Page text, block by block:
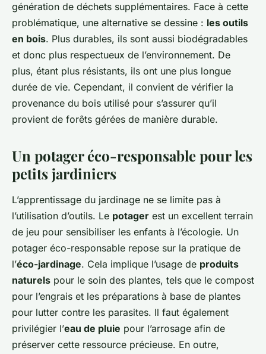
génération de déchets supplémentaires. Face à cette
problématique, une alternative se dessine : les outils
en bois. Plus durables, ils sont aussi biodégradables
et donc plus respectueux de l’environnement. De
plus, étant plus résistants, ils ont une plus longue
durée de vie. Cependant, il convient de vérifier la
provenance du bois utilisé pour s’assurer qu’il
provient de forêts gérées de manière durable.
Un potager éco-responsable pour les
petits jardiniers
L’apprentissage du jardinage ne se limite pas à
l’utilisation d’outils. Le potager est un excellent terrain
de jeu pour sensibiliser les enfants à l’écologie. Un
potager éco-responsable repose sur la pratique de
l’éco-jardinage. Cela implique l’usage de produits
naturels pour le soin des plantes, tels que le compost
pour l’engrais et les préparations à base de plantes
pour lutter contre les parasites. Il faut également
privilégier l’eau de pluie pour l’arrosage afin de
préserver cette ressource précieuse. En outre,